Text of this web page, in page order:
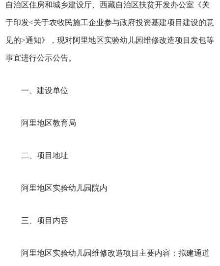
自治区住房和城乡建设厅、西藏自治区扶贫开发办公室《关
于印发<关于农牧民施工企业参与政府投资基建项目建设的意
见的>通知》，现对阿里地区实验幼儿园维修改造项目发包等
事宜进行公示公告。
一、建设单位
阿里地区教育局
二、项目地址
阿里地区实验幼儿园院内
三、项目内容
阿里地区实验幼儿园维修改造项目主要内容：拟建通道